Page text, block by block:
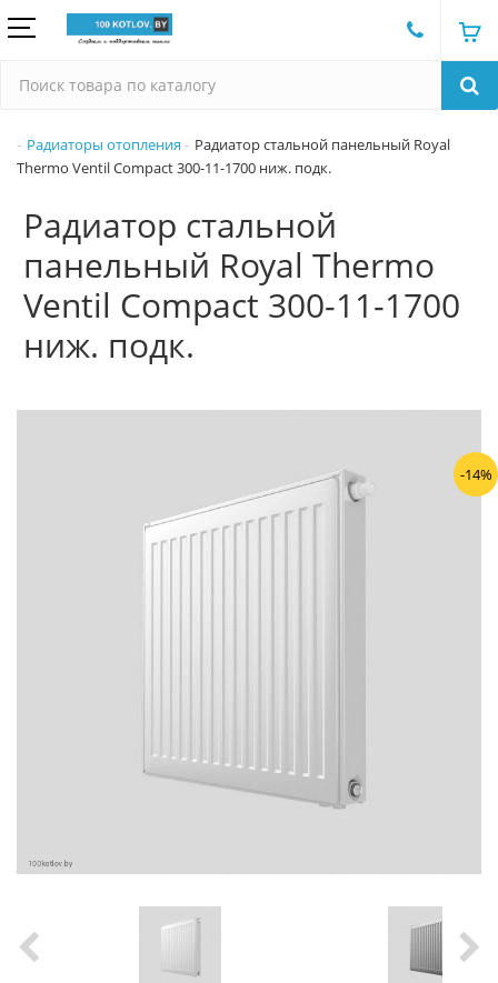
Радиаторы отопления
Радиатор стальной панельный Royal
Thermo Ventil Compact 300-11-1700 ниж. подк.
Радиатор стальной
панельный Royal Thermo
Ventil Compact 300-11-1700
ниж. подк.
-14%